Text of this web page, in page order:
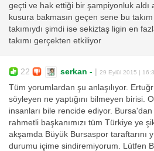
geçti ve hak ettiği bir şampiyonluk aldı
kusura bakmasın geçen sene bu
takımıydı şimdi ise sekiztaş ligin en
takımı gerçekten etkiliyor
22 serkan - | 29 Eylül 2015 |
Tüm yorumlardan şu anlaşılıyor.
söyleyen ne yaptığını bilmeyen birisi.
insanları bile rencide ediyor. Bursa'dan
rahmetli başkanımızı tüm Türkiye ye
akşamda Büyük Bursaspor taraftarını
durumu içime sindiremiyorum. Lütfen